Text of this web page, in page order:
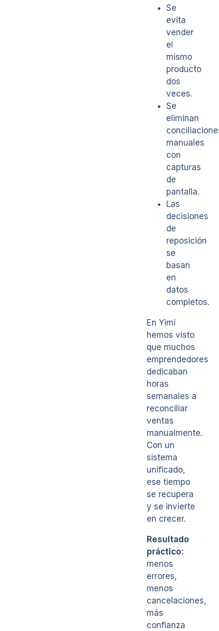
Se
evita
vender
el
mismo
producto
dos
veces.
Se
eliminan
manuales
con
capturas
de
pantalla.
Las
decisiones
de
reposición
se
basan
en
datos
completos.
En Yimi
hemos visto
que muchos
emprendedores
dedicaban
horas
semanales a
reconciliar
ventas
manualmente.
Con un
sistema
unificado,
ese tiempo
se recupera
y se invierte
en crecer.
Resultado
práctico:
menos
errores,
menos
cancelaciones,
más
confianza